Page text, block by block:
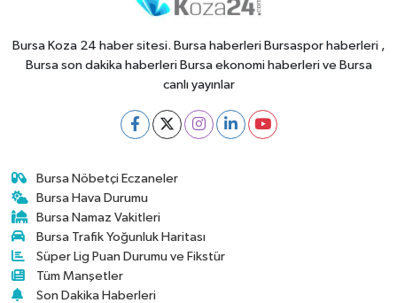
Bursa Koza 24 haber sitesi. Bursa haberleri Bursaspor haberleri ,
Bursa son dakika haberleri Bursa ekonomi haberleri ve Bursa
canlı yayınlar
Bursa Nöbetçi Eczaneler
Bursa Hava Durumu
Bursa Namaz Vakitleri
Bursa Trafik Yoğunluk Haritası
Süper Lig Puan Durumu ve Fikstür
Tüm Manşetler
Son Dakika Haberleri